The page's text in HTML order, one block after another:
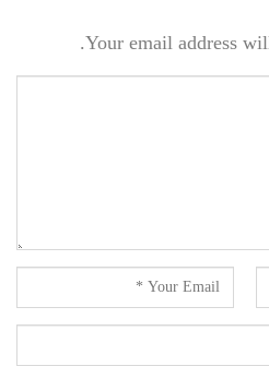
Your email address